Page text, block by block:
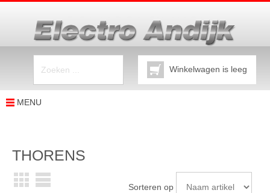
Winkelwagen is leeg
MENU
THORENS
Sorteren op